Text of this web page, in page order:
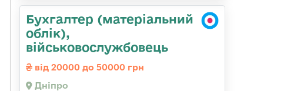
Бухгалтер (матеріальний
облік),
військовослужбовець
від 20000 до 50000 грн
Дніпро